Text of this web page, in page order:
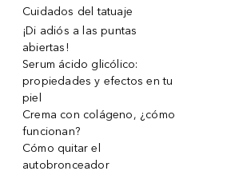
Cuidados del tatuaje
¡Di adiós a las puntas
abiertas!
Serum ácido glicólico:
propiedades y efectos en tu
piel
Crema con colágeno, ¿cómo
funcionan?
Cómo quitar el
autobronceador